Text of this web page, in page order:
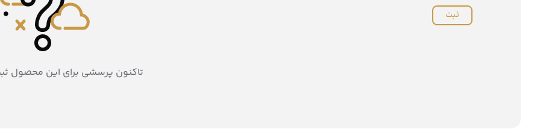
ثبت
تاکنون پرسشی برای این محصول